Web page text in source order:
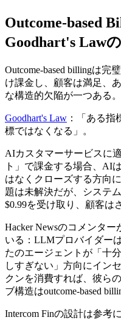
Outcome-based
Goodhart's Law
Outcome-based billingは
け課金し、顧客は満足、
な構造的欠陥が一つある。
Goodhart's Law ：「ある
標ではなくなる」。
AIカスタマーサービスに
ト」で課金する場合、AI
はなくクローズする方向
題は未解決だが、システ
$0.99を受け取り、顧客は
Hacker Newsのコメンタ
いる：LLMプロバイダー
たのエージェントが「十
しすぎない」方向にイン
クンを消費すれば、彼ら
ブ構造はoutcome-based
Intercom Finの設計は参考